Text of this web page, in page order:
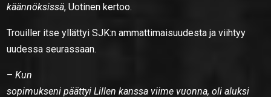
käännöksissä, Uotinen kertoo.
Trouiller itse yllättyi SJK:n ammattimaisuudesta ja viihtyy
uudessa seurassaan.
–Kun
sopimukseni päättyi Lillen kanssa viime vuonna, oli aluksi